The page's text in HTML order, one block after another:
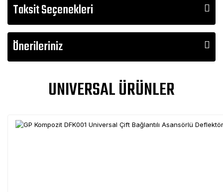
Taksit Seçenekleri
Önerileriniz
UNIVERSAL ÜRÜNLER